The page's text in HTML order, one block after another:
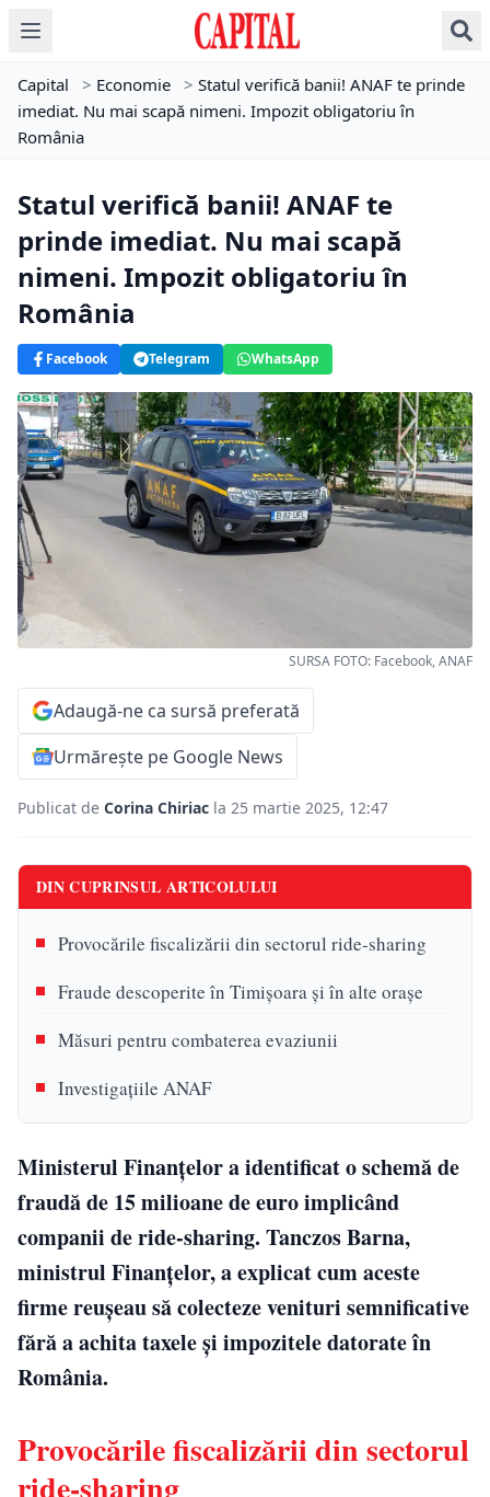
Capital > Economie > Statul verifică banii! ANAF te prinde
imediat. Nu mai scapă nimeni. Impozit obligatoriu în
România
Statul verifică banii! ANAF te
prinde imediat. Nu mai scapă
nimeni. Impozit obligatoriu în
România
Facebook Telegram WhatsApp
SURSA FOTO: Facebook, ANAF
Adaugă-ne ca sursă preferată
Urmărește pe Google News
Publicat de Corina Chiriac la 25 martie 2025, 12:47
DIN CUPRINSUL ARTICOLULUI
Provocările fiscalizării din sectorul ride-sharing
Fraude descoperite în Timișoara și în alte orașe
Măsuri pentru combaterea evaziunii
Investigațiile ANAF
Ministerul Finanțelor a identificat o schemă de
fraudă de 15 milioane de euro implicând
companii de ride-sharing. Tanczos Barna,
ministrul Finanțelor, a explicat cum aceste
firme reușeau să colecteze venituri semnificative
fără a achita taxele și impozitele datorate în
România.
Provocările fiscalizării din sectorul
ride-sharing